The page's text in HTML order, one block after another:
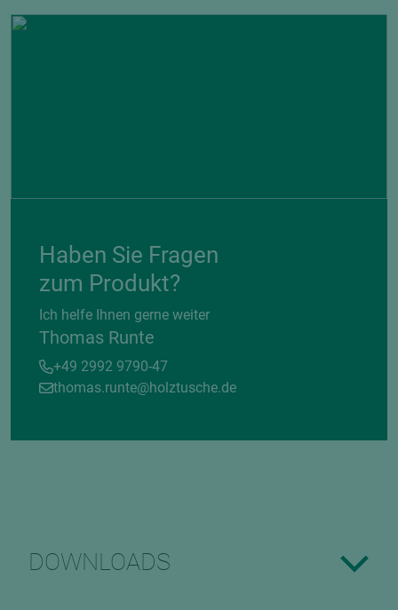
Haben Sie Fragen
zum Produkt?
Ich helfe Ihnen gerne weiter
Thomas Runte
+49 2992 9790-47
thomas.runte@holztusche.de
DOWNLOADS